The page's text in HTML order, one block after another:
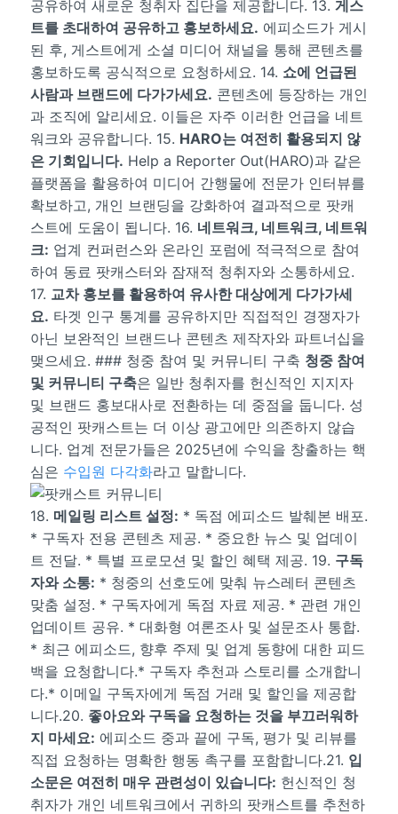
공유하여 새로운 청취자 집단을 제공합니다. 13. 게스
트를 초대하여 공유하고 홍보하세요. 에피소드가 게시
된 후, 게스트에게 소셜 미디어 채널을 통해 콘텐츠를
홍보하도록 공식적으로 요청하세요. 14. 쇼에 언급된
사람과 브랜드에 다가가세요. 콘텐츠에 등장하는 개인
과 조직에 알리세요. 이들은 자주 이러한 언급을 네트
워크와 공유합니다. 15. HARO는 여전히 활용되지 않
은 기회입니다. Help a Reporter Out(HARO)과 같은
플랫폼을 활용하여 미디어 간행물에 전문가 인터뷰를
확보하고, 개인 브랜딩을 강화하여 결과적으로 팟캐
스트에 도움이 됩니다. 16. 네트워크, 네트워크, 네트워
크: 업계 컨퍼런스와 온라인 포럼에 적극적으로 참여
하여 동료 팟캐스터와 잠재적 청취자와 소통하세요.
17. 교차 홍보를 활용하여 유사한 대상에게 다가가세
요. 타겟 인구 통계를 공유하지만 직접적인 경쟁자가
아닌 보완적인 브랜드나 콘텐츠 제작자와 파트너십을
맺으세요. ### 청중 참여 및 커뮤니티 구축 청중 참여
및 커뮤니티 구축은 일반 청취자를 헌신적인 지지자
및 브랜드 홍보대사로 전환하는 데 중점을 둡니다. 성
공적인 팟캐스트는 더 이상 광고에만 의존하지 않습
니다. 업계 전문가들은 2025년에 수익을 창출하는 핵
심은 수입원 다각화라고 말합니다.
18. 메일링 리스트 설정: * 독점 에피소드 발췌본 배포.
* 구독자 전용 콘텐츠 제공. * 중요한 뉴스 및 업데이
트 전달. * 특별 프로모션 및 할인 혜택 제공. 19. 구독
자와 소통: * 청중의 선호도에 맞춰 뉴스레터 콘텐츠
맞춤 설정. * 구독자에게 독점 자료 제공. * 관련 개인
업데이트 공유. * 대화형 여론조사 및 설문조사 통합.
* 최근 에피소드, 향후 주제 및 업계 동향에 대한 피드
백을 요청합니다.* 구독자 추천과 스토리를 소개합니
다.* 이메일 구독자에게 독점 거래 및 할인을 제공합
니다.20. 좋아요와 구독을 요청하는 것을 부끄러워하
지 마세요: 에피소드 중과 끝에 구독, 평가 및 리뷰를
직접 요청하는 명확한 행동 촉구를 포함합니다.21. 입
소문은 여전히 매우 관련성이 있습니다: 헌신적인 청
취자가 개인 네트워크에서 귀하의 팟캐스트를 추천하